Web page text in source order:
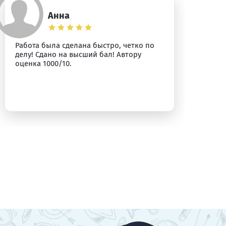
Анна
Работа была сделана быстро, четко по
делу! Сдано на высший бал! Автору
оценка 1000/10.